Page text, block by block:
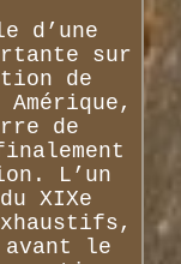
d’une
sur
de
de
L’un
XIXe
le